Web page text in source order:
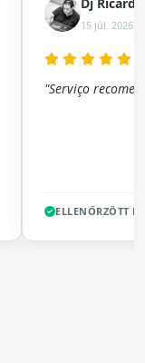
15 júl. 2026
"Serviço
ELLENŐRZÖTT